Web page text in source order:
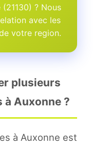
? Nous
avec les
votre region.
plusieurs
à Auxonne ?
à Auxonne est